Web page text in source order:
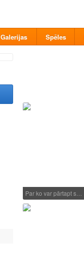
Galerijas Spēles
Par ko var pārtapt s…